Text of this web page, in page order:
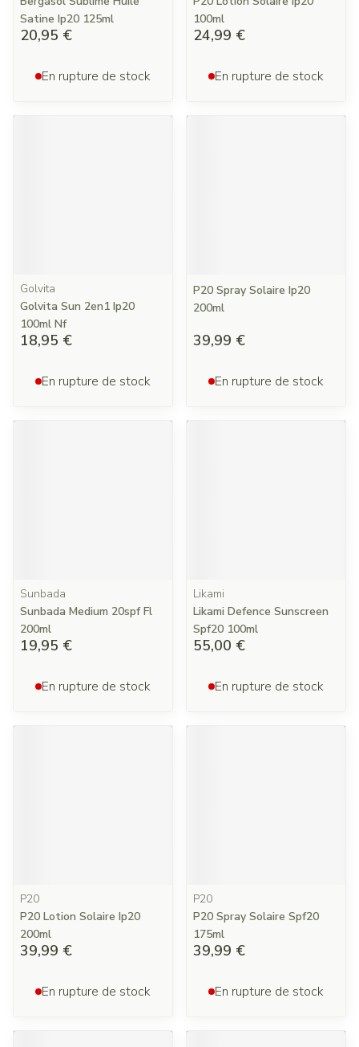
Satine Ip20 125ml
20,95 €
En rupture de stock
100ml
24,99 €
En rupture de stock
Golvita
Golvita Sun 2en1 Ip20
100ml Nf
18,95 €
En rupture de stock
P20 Spray Solaire Ip20
200ml
39,99 €
En rupture de stock
Sunbada
Sunbada Medium 20spf Fl
200ml
19,95 €
En rupture de stock
Likami
Likami Defence Sunscreen
Spf20 100ml
55,00 €
En rupture de stock
P20
P20 Lotion Solaire Ip20
200ml
39,99 €
En rupture de stock
P20
P20 Spray Solaire Spf20
175ml
39,99 €
En rupture de stock